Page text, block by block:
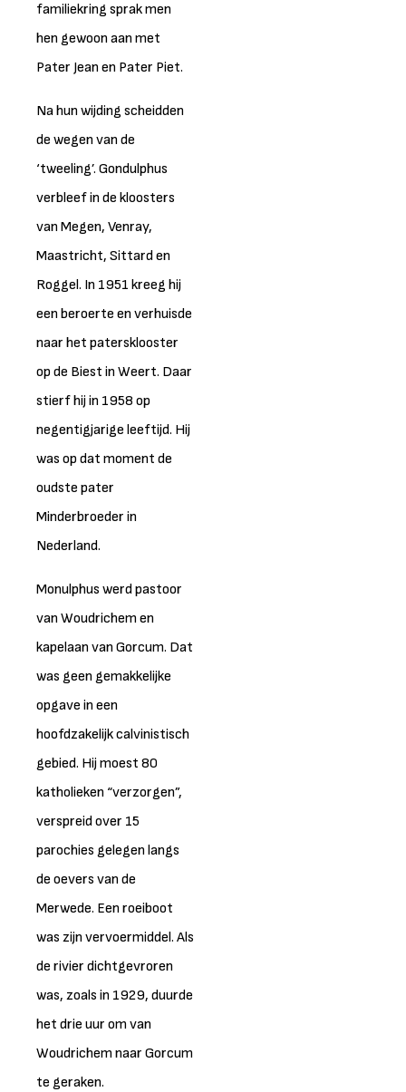
familiekring sprak men
hen gewoon aan met
Pater Jean en Pater Piet.
Na hun wijding scheidden
de wegen van de
‘tweeling’. Gondulphus
verbleef in de kloosters
van Megen, Venray,
Maastricht, Sittard en
Roggel. In 1951 kreeg hij
een beroerte en verhuisde
naar het patersklooster
op de Biest in Weert. Daar
stierf hij in 1958 op
negentigjarige leeftijd. Hij
was op dat moment de
oudste pater
Minderbroeder in
Nederland.
Monulphus werd pastoor
van Woudrichem en
kapelaan van Gorcum. Dat
was geen gemakkelijke
opgave in een
hoofdzakelijk calvinistisch
gebied. Hij moest 80
katholieken “verzorgen”,
verspreid over 15
parochies gelegen langs
de oevers van de
Merwede. Een roeiboot
was zijn vervoermiddel. Als
de rivier dichtgevroren
was, zoals in 1929, duurde
het drie uur om van
Woudrichem naar Gorcum
te geraken.